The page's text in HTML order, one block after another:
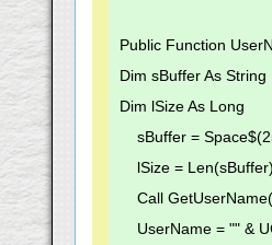
Public Function
Dim sBuffer As String
Dim lSize As Long
sBuffer =
lSize = Len(sBuffer)
Call
UserName = "" &